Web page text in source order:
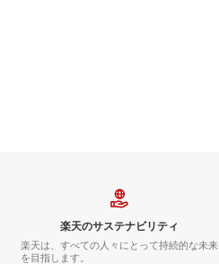
楽天のサステナビリティ
楽天は、すべての人々にとって持続的な未来
を目指します。